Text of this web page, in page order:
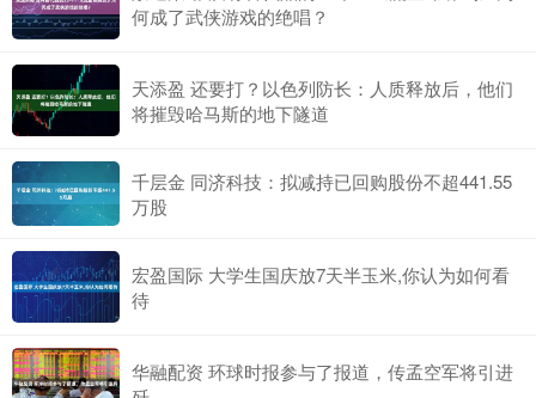
何成了武侠游戏的绝唱？
天添盈 还要打？以色列防长：人质释放后，他们
将摧毁哈马斯的地下隧道
千层金 同济科技：拟减持已回购股份不超441.55
万股
宏盈国际 大学生国庆放7天半玉米,你认为如何看
待
华融配资 环球时报参与了报道，传孟空军将引进